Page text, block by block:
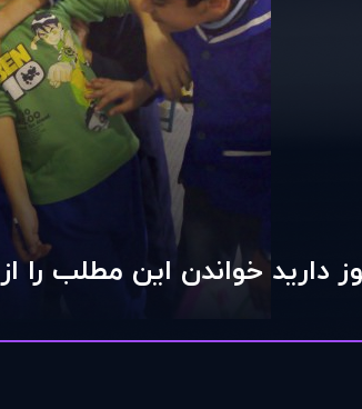
دارید خواندن این مطلب را از